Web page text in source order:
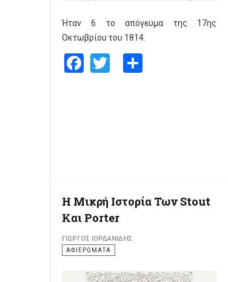
Ήταν 6 το απόγευμα της 17ης
Οκτωβρίου του 1814.
Facebook
Twitter
Η Μικρή Ιστορία Των Stout
Και Porter
ΓΙΏΡΓΟΣ ΙΟΡΔΑΝΊΔΗΣ
ΑΦΙΕΡΩΜΑΤΑ